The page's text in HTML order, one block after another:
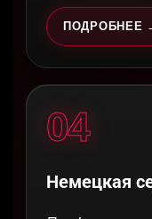
ПОДРОБНЕЕ
04
Немецкая